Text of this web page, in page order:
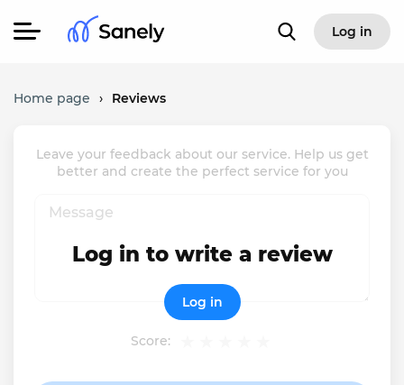
Log in
Home page › Reviews
Leave your feedback about our service. Help us get
better and create the perfect service for you
Score:
Log in to write a review
Log in